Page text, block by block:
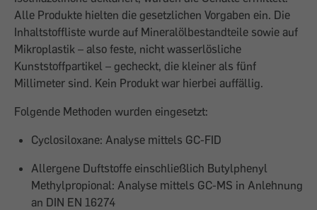
Alle Produkte hielten die gesetzlichen Vorgaben ein. Die
Inhaltstoffliste wurde auf Mineralölbestandteile sowie auf
Mikroplastik – also feste, nicht wasserlösliche
Kunststoffpartikel – gecheckt, die kleiner als fünf
Millimeter sind. Kein Produkt war hierbei auffällig.
Folgende Methoden wurden eingesetzt:
Cyclosiloxane: Analyse mittels GC-FID
Allergene Duftstoffe einschließlich Butylphenyl
Methylpropional: Analyse mittels GC-MS in Anlehnung
an DIN EN 16274